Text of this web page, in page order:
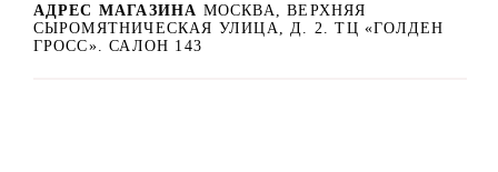
АДРЕС МАГАЗИНА МОСКВА, ВЕРХНЯЯ
СЫРОМЯТНИЧЕСКАЯ УЛИЦА, Д. 2. ТЦ «ГОЛДЕН
ГРОСС». САЛОН 143